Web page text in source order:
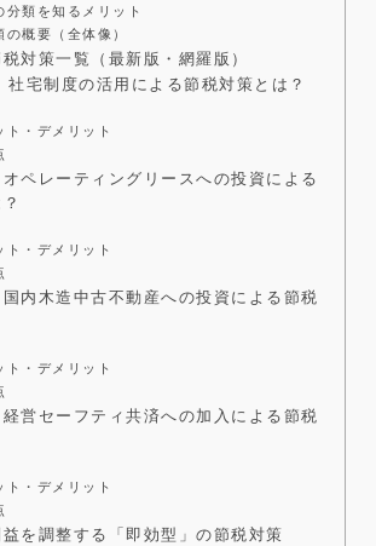
類を知るメリット
概要（全体像）
対策一覧（最新版・網羅版）
社宅制度の活用による節税対策とは？
・デメリット
オペレーティングリースへの投資による
・デメリット
国内木造中古不動産への投資による節税
・デメリット
経営セーフティ共済への加入による節税
・デメリット
益を調整する「即効型」の節税対策